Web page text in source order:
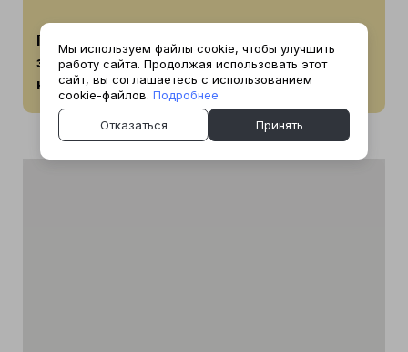
Позаботьтесь о здоровье ваших близких
заранее. Вы дарите не услугу, а заботу,
которую они себе не позволяют.
Мы используем файлы cookie, чтобы улучшить
работу сайта. Продолжая использовать этот
сайт, вы соглашаетесь с использованием
cookie-файлов. Подробнее
Отказаться Принять